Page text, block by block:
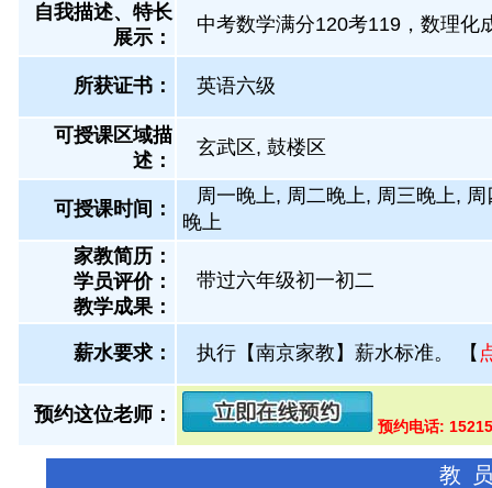
自我描述、特长
展示 ：
中考数学满分120考119，数理化
所获证书 ： 英语六级
可授课区域描
述：
玄武区, 鼓楼区
可授课时间：
周一晚上, 周二晚上, 周三晚上,
晚上
家教简历：
学员评价：
教学成果：
带过六年级初一初二
薪水要求： 执行【南京家教】薪水标准。 【
预约这位老师：
预约电话:
教